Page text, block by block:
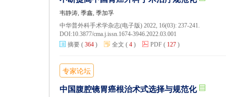
韦静涛, 季鑫, 季加孚
中华普外科手术学杂志(电子版) 2022, 16(03): 237-241.
DOI:10.3877/cma.j.issn.1674-3946.2022.03.001
摘要 ( 364 ) 全文 ( 4 ) PDF ( 127 )
专家论坛
中国腹腔镜胃癌根治术式选择与规范化